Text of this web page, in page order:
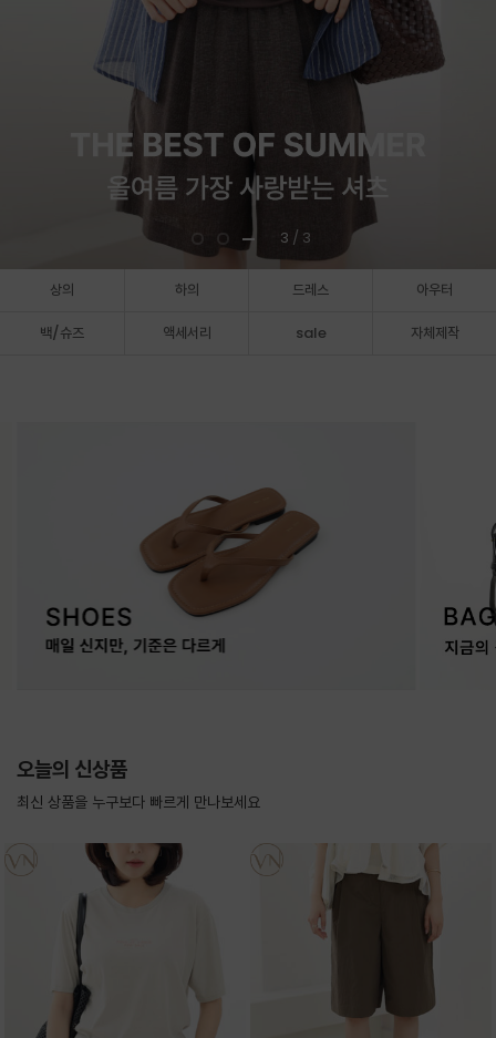
3 / 3
상의 하의 드레스 아우터
백/슈즈 액세서리 sale 자체제작
오늘의 신상품
최신 상품을 누구보다 빠르게 만나보세요